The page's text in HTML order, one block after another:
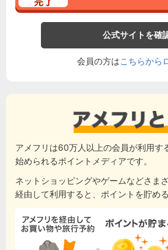
公式サイトを確
会員の方はこちらから
アメフリは60万人以上の会員が利用す
始められるポイントメディアです。
ネットショッピングやゲームなどさま
経由して利用すると、ポイントを貯め